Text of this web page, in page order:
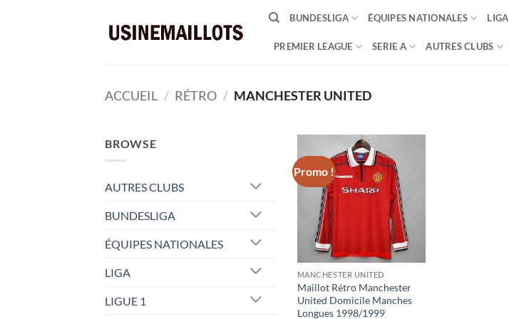
BUNDESLIGA ÉQUIPES NATIONALES LIGA
PREMIER LEAGUE SERIE A AUTRES CLUBS
ACCUEIL / RÉTRO / MANCHESTER UNITED
BROWSE
AUTRES CLUBS
BUNDESLIGA
ÉQUIPES NATIONALES
LIGA
LIGUE 1
Promo !
MANCHESTER UNITED
Maillot Rétro Manchester
United Domicile Manches
Longues 1998/1999